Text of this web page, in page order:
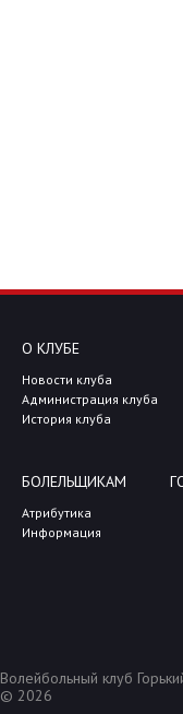
О КЛУБЕ
Новости клуба
Администрация клуба
История клуба
БОЛЕЛЬЩИКАМ
Атрибутика
Информация
Волейбольный клуб
© 2026